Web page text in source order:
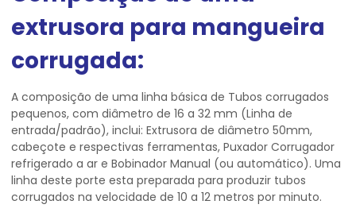
extrusora para mangueira
corrugada:
A composição de uma linha básica de Tubos corrugados
pequenos, com diâmetro de 16 a 32 mm (Linha de
entrada/padrão), inclui: Extrusora de diâmetro 50mm,
cabeçote e respectivas ferramentas, Puxador Corrugador
refrigerado a ar e Bobinador Manual (ou automático). Uma
linha deste porte esta preparada para produzir tubos
corrugados na velocidade de 10 a 12 metros por minuto.